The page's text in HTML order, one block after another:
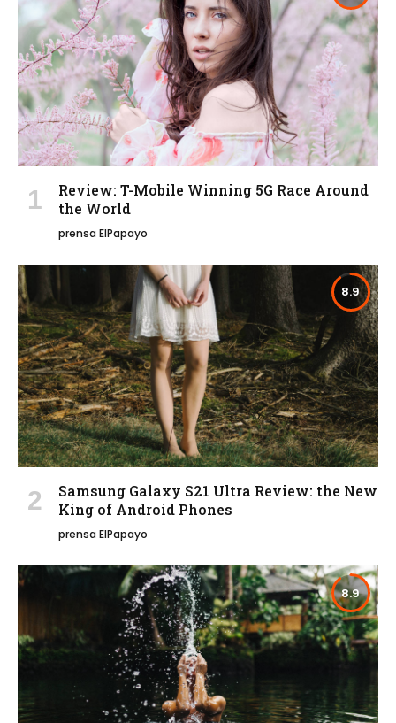
Review: T-Mobile Winning 5G Race Around
the World
prensa ElPapayo
8.9
Samsung Galaxy S21 Ultra Review: the New
King of Android Phones
prensa ElPapayo
8.9